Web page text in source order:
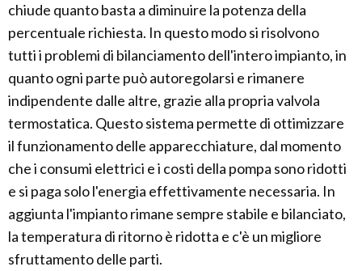
chiude quanto basta a diminuire la potenza della
percentuale richiesta. In questo modo si risolvono
tutti i problemi di bilanciamento dell'intero impianto, in
quanto ogni parte può autoregolarsi e rimanere
indipendente dalle altre, grazie alla propria valvola
termostatica. Questo sistema permette di ottimizzare
il funzionamento delle apparecchiature, dal momento
che i consumi elettrici e i costi della pompa sono ridotti
e si paga solo l'energia effettivamente necessaria. In
aggiunta l'impianto rimane sempre stabile e bilanciato,
la temperatura di ritorno è ridotta e c'è un migliore
sfruttamento delle parti.